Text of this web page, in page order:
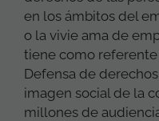
en los ámbitos del
o la vivie ama de
tiene como
Defensa de
imagen social de la
millones de